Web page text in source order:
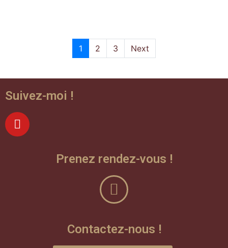
1 2 3 Next
Suivez-moi !
Prenez rendez-vous !
Contactez-nous !